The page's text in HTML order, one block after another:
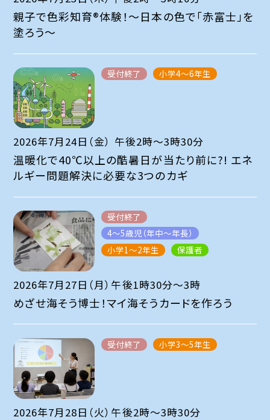
親子で色彩知育®体験！～日本の色で「赤富士」を
塗ろう～
受付終了 小学4～6年生
2026年7月24日（金） 午後2時～3時30分
温暖化で40℃以上の酷暑日が当たり前に?! エネ
ルギー問題解決に必要な3つのカギ
受付終了
4～5歳児（年中～年長）
小学1～2年生
保護者
2026年7月27日（月）午後1時30分～3時
めざせ海そう博士！マイ海そうカードを作ろう
受付終了 小学3～5年生
2026年7月28日（火）午後2時～3時30分